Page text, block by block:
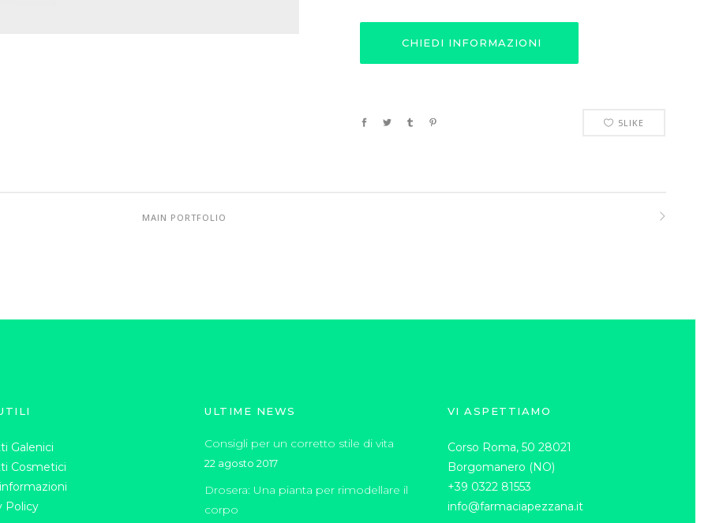
CHIEDI INFORMAZIONI
5LIKE
MAIN PORTFOLIO
Galenici
Cosmetici
Policy
ULTIME NEWS
Consigli per un corretto stile di vita
22 agosto 2017
Drosera: Una pianta per rimodellare il
corpo
VI ASPETTIAMO
Corso Roma, 50 28021
Borgomanero (NO)
+39 0322 81553
info@farmaciapezzana.it